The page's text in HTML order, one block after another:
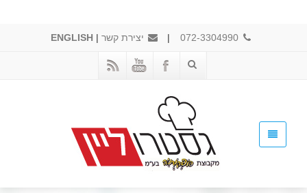
072-3304990
| יצירת קשר |
ENGLISH